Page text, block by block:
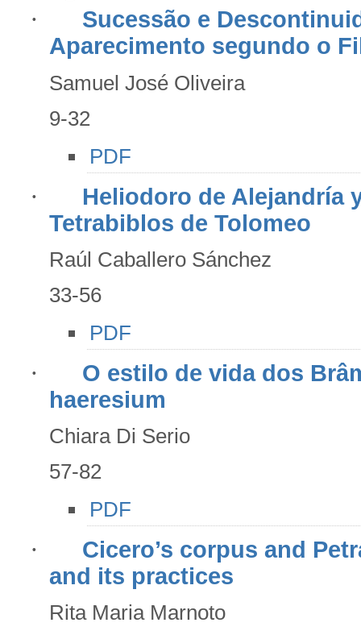
·
Sucessão e
Aparecimento segundo o
Samuel José Oliveira
9-32
PDF
·
Heliodoro de Alejandría
Tetrabiblos de Tolomeo
Raúl Caballero Sánchez
33-56
PDF
·
O estilo de vida dos
haeresium
Chiara Di Serio
57-82
PDF
·
Cicero’s corpus and
and its practices
Rita Maria Marnoto